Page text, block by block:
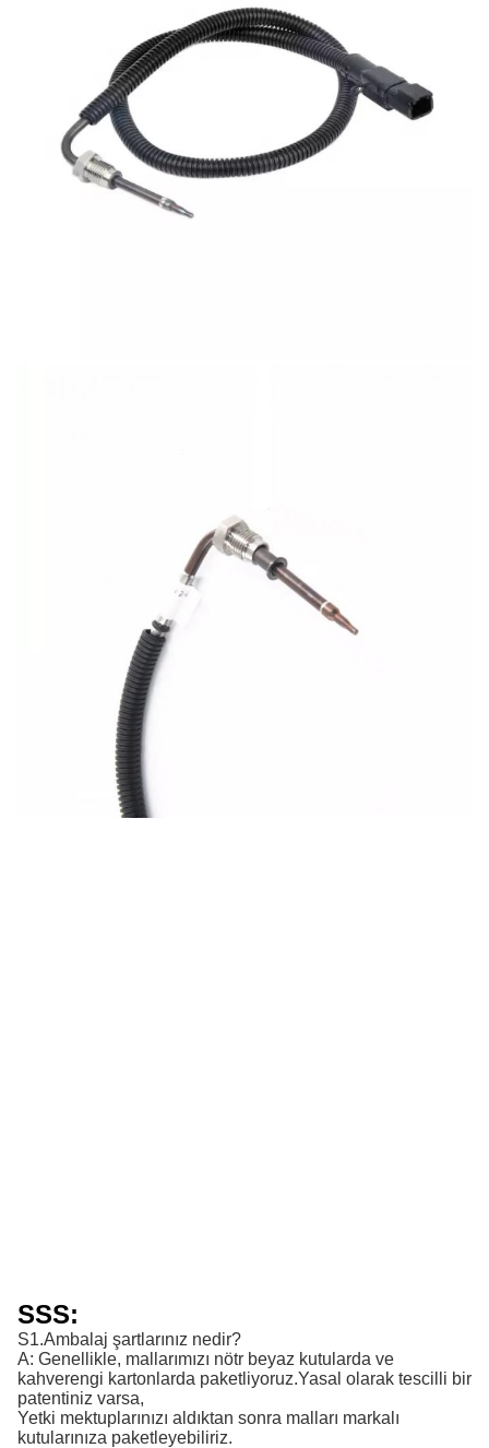
SSS:
S1.Ambalaj şartlarınız nedir?
A: Genellikle, mallarımızı nötr beyaz kutularda ve
kahverengi kartonlarda paketliyoruz.Yasal olarak tescilli bir
patentiniz varsa,
Yetki mektuplarınızı aldıktan sonra malları markalı
kutularınıza paketleyebiliriz.